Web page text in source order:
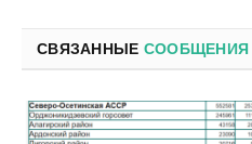
СВЯЗАННЫЕ СООБЩЕНИЯ